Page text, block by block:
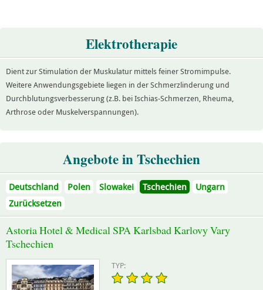
Elektrotherapie
Dient zur Stimulation der Muskulatur mittels feiner Stromimpulse.
Weitere Anwendungsgebiete liegen in der Schmerzlinderung und
Durchblutungsverbesserung (z.B. bei Ischias-Schmerzen, Rheuma,
Arthrose oder Muskelverspannungen).
Angebote in Tschechien
Deutschland Polen Slowakei Tschechien
Ungarn
Zurücksetzen
Astoria Hotel & Medical SPA Karlsbad Karlovy Vary
Tschechien
TYP: